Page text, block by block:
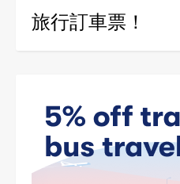
旅行訂車票！